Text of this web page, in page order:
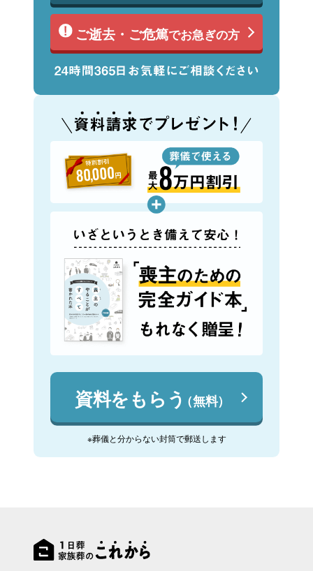
ご逝去・ご危篤でお急ぎの方
資料をもらう（無料）
※葬儀と分からない封筒で郵送します